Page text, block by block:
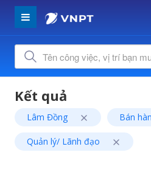
Lâm Đồng Bán
Quản lý/ Lãnh đạo